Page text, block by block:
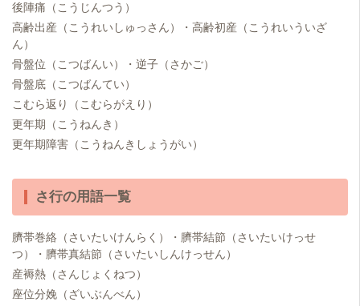
後陣痛（こうじんつう）
高齢出産（こうれいしゅっさん）・高齢初産（こうれいういざ
ん）
骨盤位（こつばんい）・逆子（さかご）
骨盤底（こつばんてい）
こむら返り（こむらがえり）
更年期（こうねんき）
更年期障害（こうねんきしょうがい）
さ行の用語一覧
臍帯巻絡（さいたいけんらく）・臍帯結節（さいたいけっせ
つ）・臍帯真結節（さいたいしんけっせん）
産褥熱（さんじょくねつ）
座位分娩（ざいぶんべん）